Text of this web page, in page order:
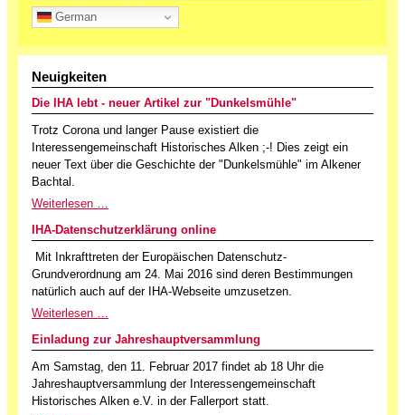
German
Neuigkeiten
Die IHA lebt - neuer Artikel zur "Dunkelsmühle"
Trotz Corona und langer Pause existiert die
Interessengemeinschaft Historisches Alken ;-! Dies zeigt ein
neuer Text über die Geschichte der "Dunkelsmühle" im Alkener
Bachtal.
Weiterlesen …
IHA-Datenschutzerklärung online
Mit Inkrafttreten der Europäischen Datenschutz-
Grundverordnung am 24. Mai 2016 sind deren Bestimmungen
natürlich auch auf der IHA-Webseite umzusetzen.
Weiterlesen …
Einladung zur Jahreshauptversammlung
Am Samstag, den 11. Februar 2017 findet ab 18 Uhr die
Jahreshauptversammlung der Interessengemeinschaft
Historisches Alken e.V. in der Fallerport statt.